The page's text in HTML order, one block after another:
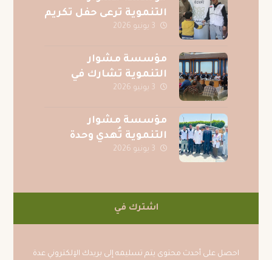
التنموية ترعى حفل تكريم
حفظة القرآن الكريم
الجيزة
3 يونيو 2026
مؤسسة مشوار
التنموية تشارك في
احتفالية جوائز المسابقة
عقيدتي
3 يونيو 2026
مؤسسة مشوار
التنموية تُهدي وحدة
عناية فائقة متكاملة
3 يونيو 2026
اشترك في
احصل على أحدث محتوى يتم تسليمه إلى بريدك الإلكتروني عدة